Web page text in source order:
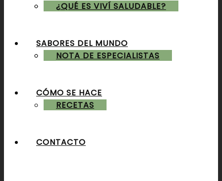
ALMUERZOS & CENAS
POSTRES & TORTAS
¿QUÉ ES VIVÍ SALUDABLE?
NOTA DE ESPECIALISTAS
RECETAS
SABORES DEL MUNDO
CÓMO SE HACE
CONTACTO